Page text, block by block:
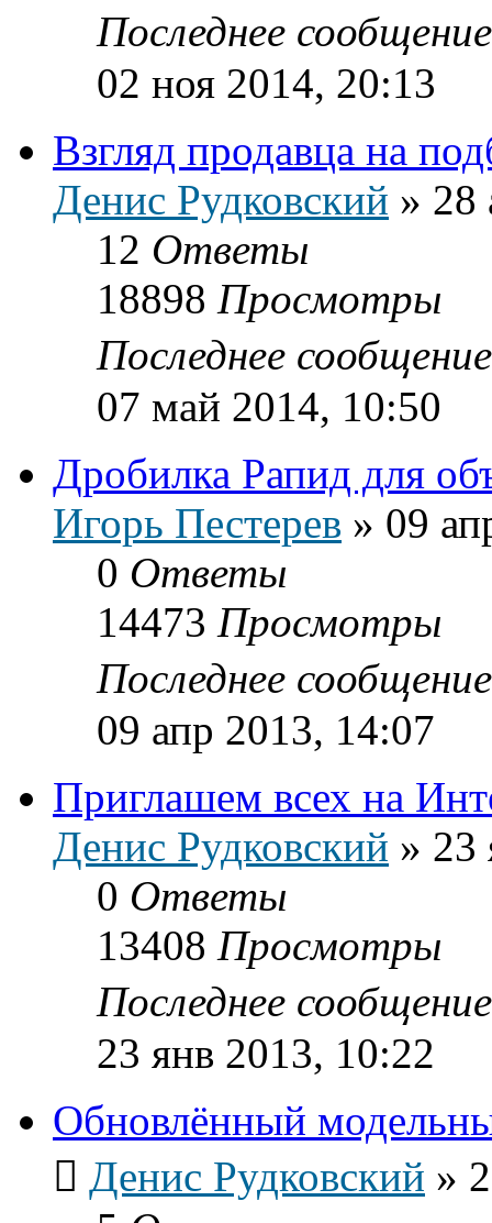
Последнее
02 ноя 2014, 20:13
Взгляд продавца на
Денис Рудковский » 28
12 Ответы
18898 Просмотры
Последнее
07 май 2014, 10:50
Дробилка Рапид для
Игорь Пестерев » 09
0 Ответы
14473 Просмотры
Последнее
09 апр 2013, 14:07
Приглашем всех на
Денис Рудковский » 23
0 Ответы
13408 Просмотры
Последнее
23 янв 2013, 10:22
Обновлённый
Денис Рудковский »